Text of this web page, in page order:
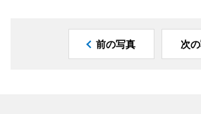
前の写真 次